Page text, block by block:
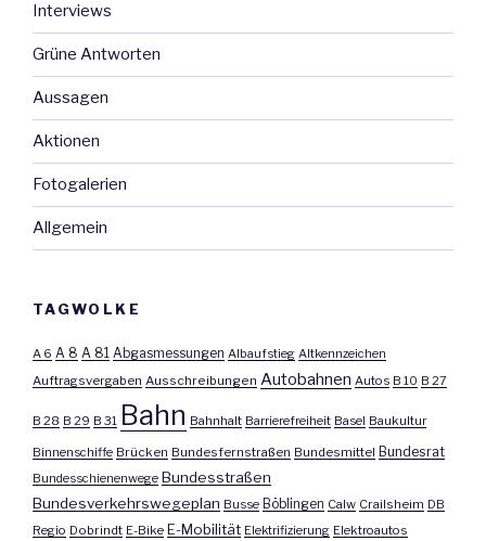
Interviews
Grüne Antworten
Aussagen
Aktionen
Fotogalerien
Allgemein
TAGWOLKE
A 6 A 8 A 81 Abgasmessungen Albaufstieg Altkennzeichen
Auftragsvergaben Ausschreibungen Autobahnen Autos B 10 B 27
B 28 B 29 B 31 Bahn Bahnhalt Barrierefreiheit Basel Baukultur
Binnenschiffe Brücken Bundesfernstraßen Bundesmittel Bundesrat
Bundesschienenwege Bundesstraßen
Bundesverkehrswegeplan Busse Böblingen Calw Crailsheim DB
Regio Dobrindt E-Bike E-Mobilität Elektrifizierung Elektroautos